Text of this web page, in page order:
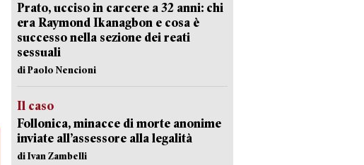
Prato, ucciso in carcere a 32 anni: chi
era Raymond Ikanagbon e cosa è
successo nella sezione dei reati
sessuali
di Paolo Nencioni
Il caso
Follonica, minacce di morte anonime
inviate all’assessore alla legalità
di Ivan Zambelli